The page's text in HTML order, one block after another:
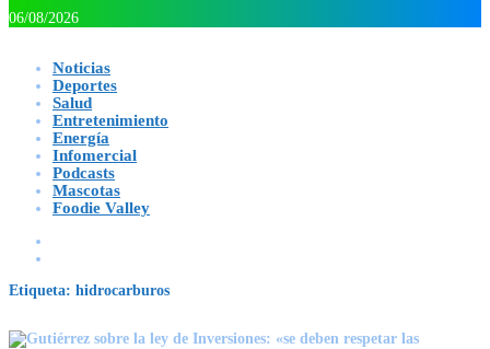
06/08/2026
Noticias
Deportes
Salud
Entretenimiento
Energía
Infomercial
Podcasts
Mascotas
Foodie Valley
Etiqueta: hidrocarburos